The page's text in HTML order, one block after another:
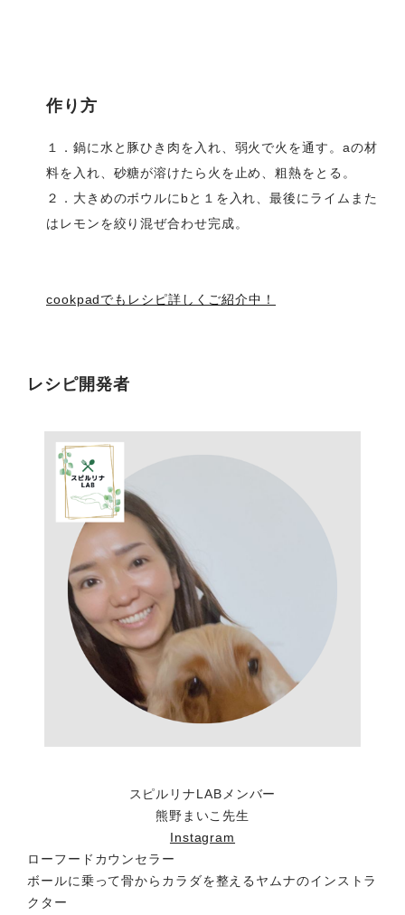
作り方
１．鍋に水と豚ひき肉を入れ、弱火で火を通す。aの材
料を入れ、砂糖が溶けたら火を止め、粗熱をとる。
２．大きめのボウルにbと１を入れ、最後にライムまた
はレモンを絞り混ぜ合わせ完成。
cookpadでもレシピ詳しくご紹介中！
レシピ開発者
スピルリナLABメンバー
熊野まいこ先生
Instagram
ローフードカウンセラー
ボールに乗って骨からカラダを整えるヤムナのインストラ
クター